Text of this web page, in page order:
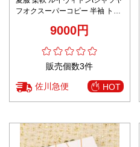
フオクスーパーコピー 半袖 トッ
9000円
販売個数3件
佐川急便 HOT